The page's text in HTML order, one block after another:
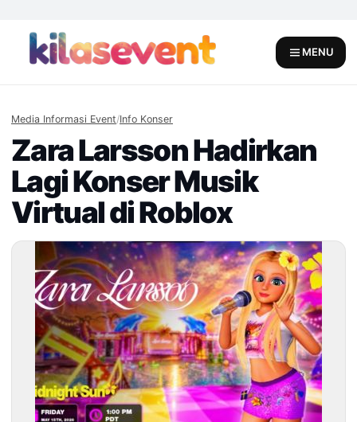
content
MENU
Media Informasi Event/Info Konser
Zara Larsson Hadirkan
Lagi Konser Musik
Virtual di Roblox